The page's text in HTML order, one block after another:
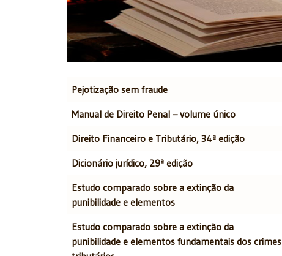
Artigos
Título Autor
Pejotização sem fraude
Manual de Direito Penal – volume único
Direito Financeiro e Tributário, 34ª edição
Dicionário jurídico, 29ª edição
Estudo comparado sobre a extinção da
punibilidade e elementos
Estudo comparado sobre a extinção da
punibilidade e elementos fundamentais dos crimes